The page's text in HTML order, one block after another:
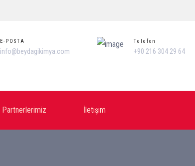
E-POSTA
info@beydagikimya.com
Telefon
+90 216 304 29 64
Partnerlerimiz İletişim